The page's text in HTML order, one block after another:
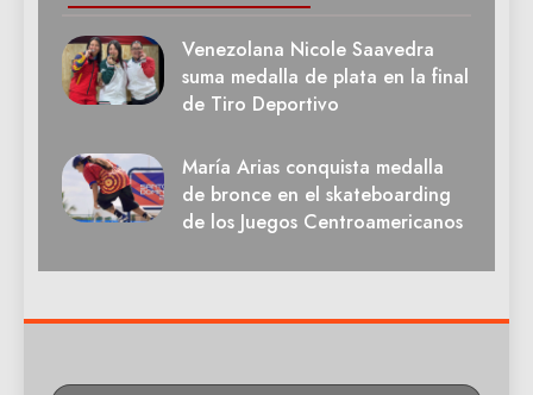
Venezolana Nicole Saavedra
suma medalla de plata en la final
de Tiro Deportivo
María Arias conquista medalla
de bronce en el skateboarding
de los Juegos Centroamericanos